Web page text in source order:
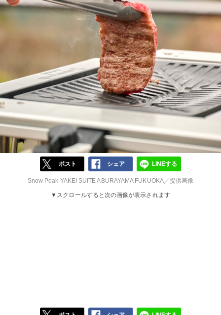
ポスト シェア LINEする
Snow Peak YAKEI SUITE ABURAYAMA FUKUOKA／提供画像
▼スクロールすると次の画像が表示されます